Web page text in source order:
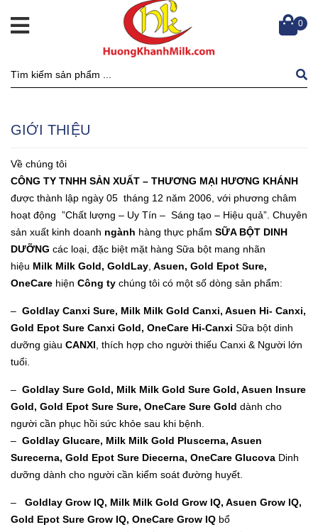
0
GIỚI THIỆU
Về chúng tôi
CÔNG TY TNHH SẢN XUẤT – THƯƠNG MẠI HƯƠNG KHÁNH
được thành lập ngày 05 tháng 12 năm 2006, với phương châm
hoạt động ”Chất lượng – Uy Tín – Sáng tạo – Hiệu quả”. Chuyên
sản xuất kinh doanh ngành hàng thực phẩm SỮA BỘT DINH
DƯỠNG các loại, đặc biệt mặt hàng Sữa bột mang nhãn
hiệu Milk Milk Gold, GoldLay Asuen, Gold Epot Sure,
OneCare hiện Công ty chúng tôi có một số dòng sản phẩm:
– Goldlay Canxi Sure, Milk Milk Gold Canxi, Asuen Hi- Canxi,
Gold Epot Sure Canxi Gold, OneCare Hi-Canxi Sữa bột dinh
dưỡng giàu CANXI , thích hợp cho người thiếu Canxi & Người lớn
tuổi.
– Goldlay Sure Gold, Milk Milk Gold Sure Gold, Asuen Insure
Gold, Gold Epot Sure Sure, OneCare Sure Gold dành cho
người cần phục hồi sức khỏe sau khi bệnh.
– Goldlay Glucare, Milk Milk Gold Pluscerna, Asuen
Surecerna, Gold Epot Sure Diecerna, OneCare Glucova Dinh
dưỡng dành cho người cần kiểm soát đường huyết.
– Goldlay Grow IQ, Milk Milk Gold Grow IQ, Asuen Grow IQ,
Gold Epot Sure Grow IQ, OneCare Grow IQ bổ